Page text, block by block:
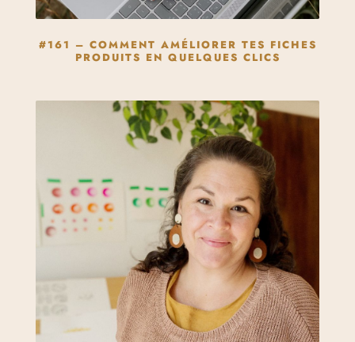
#161 – COMMENT AMÉLIORER TES FICHES
PRODUITS EN QUELQUES CLICS